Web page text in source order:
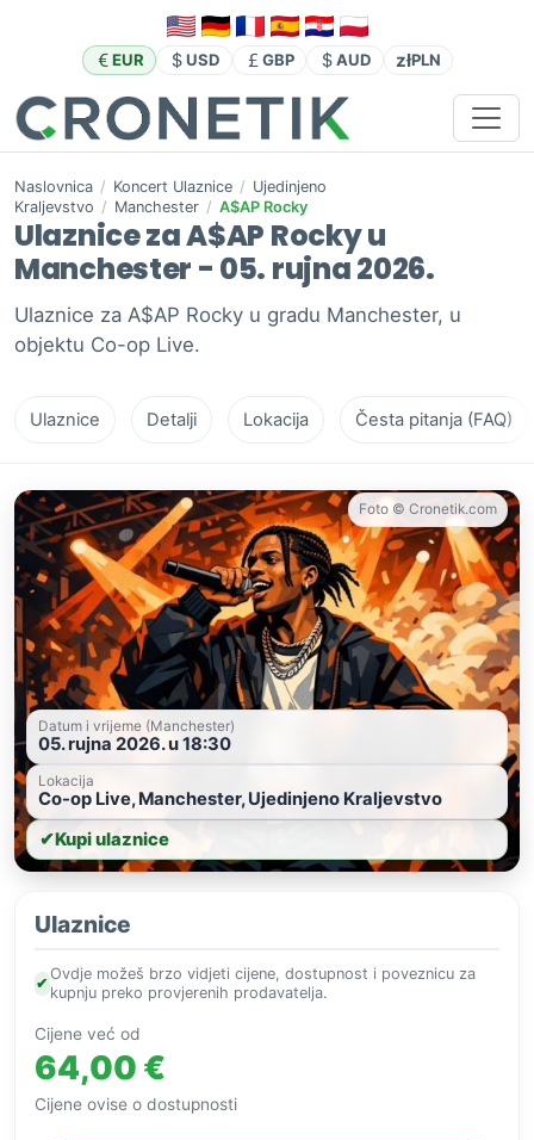
EUR USD GBP AUD złPLN
Naslovnica / Koncert Ulaznice / Ujedinjeno
Kraljevstvo / Manchester / A$AP Rocky
Ulaznice za A$AP Rocky u
Manchester - 05. rujna 2026.
Ulaznice za A$AP Rocky u gradu Manchester, u
objektu Co-op Live.
Ulaznice Detalji Lokacija Česta pitanja (FAQ)
Foto © Cronetik.com
Datum i vrijeme (Manchester)
05. rujna 2026. u 18:30
Lokacija
Co-op Live, Manchester, Ujedinjeno Kraljevstvo
✔Kupi ulaznice
Ulaznice
✔
Ovdje možeš brzo vidjeti cijene, dostupnost i poveznicu za
kupnju preko provjerenih prodavatelja.
Cijene već od
64,00 €
Cijene ovise o dostupnosti